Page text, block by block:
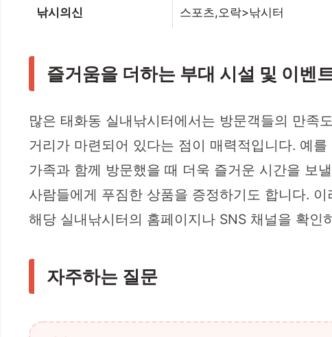
낚시의신 스포츠,오락>낚시터
즐거움을 더하는 부대 시설 및 이벤
많은 태화동 실내낚시터에서는 방문객들의 만족
거리가 마련되어 있다는 점이 매력적입니다. 예
가족과 함께 방문했을 때 더욱 즐거운 시간을 보
사람들에게 푸짐한 상품을 증정하기도 합니다.
해당 실내낚시터의 홈페이지나 SNS 채널을 확
자주하는 질문